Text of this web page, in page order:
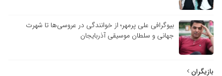
بیوگرافی علی پرمهر؛ از خوانندگی در عروسی‌ها تا شهرت
جهانی و سلطان موسیقی آذربایجان
بازیگران